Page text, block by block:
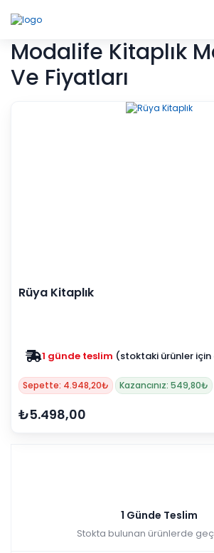
Modalife Kitaplık
Ve Fiyatları
Rüya Kitaplık
1 günde teslim (stoktaki ürünler
Sepette: 4.948,20₺ Kazancınız: 549,80₺
₺5.498,00
1 Günde Teslim
Stokta bulunan ürünlerde